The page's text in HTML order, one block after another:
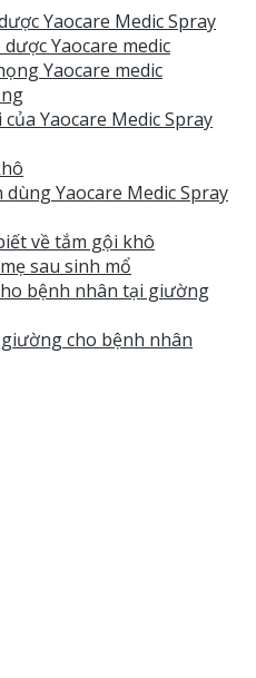
Yaocare Medic Spray
Yaocare medic
Yaocare medic
Yaocare Medic Spray
Yaocare Medic Spray
về tắm gội khô
sau sinh mổ
bệnh nhân tại giường
cho bệnh nhân